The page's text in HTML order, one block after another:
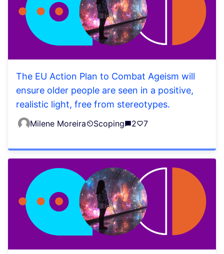
The EU Action Plan to Combat Ageism will
ensure older people are seen in a positive,
realistic light, free from stereotypes.
Milene Moreira Scoping 2 7